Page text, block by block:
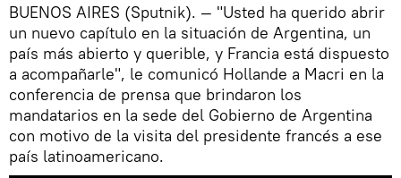
BUENOS AIRES (Sputnik). — "Usted ha querido abrir
un nuevo capítulo en la situación de Argentina, un
país más abierto y querible, y Francia está dispuesto
a acompañarle", le comunicó Hollande a Macri en la
conferencia de prensa que brindaron los
mandatarios en la sede del Gobierno de Argentina
con motivo de la visita del presidente francés a ese
país latinoamericano.